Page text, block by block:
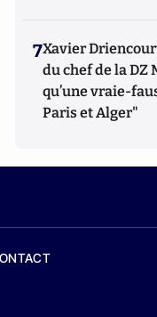
7Xavier
du chef de la DZ
qu’une vraie-
Paris et Alger"